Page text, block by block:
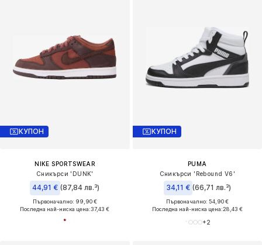
КУПОН
NIKE SPORTSWEAR
Сникърси 'DUNK'
44,91 € (87,84 лв.³)
Първоначално: 99,90 €
Последна най-ниска цена:37,43 €
КУПОН
PUMA
Сникърси 'Rebound V6'
34,11 € (66,71 лв.³)
Първоначално: 54,90 €
Последна най-ниска цена:28,43 €
+2